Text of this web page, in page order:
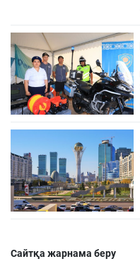
Сайтқа жарнама беру